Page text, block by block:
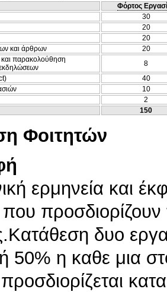
Φόρτος
30
20
20
και άρθρων
20
και παρακολούθηση
8
40
10
2
150
Φοιτητών
ερμηνεία και
προσδιορίζουν
δυο
50% η καθε μια